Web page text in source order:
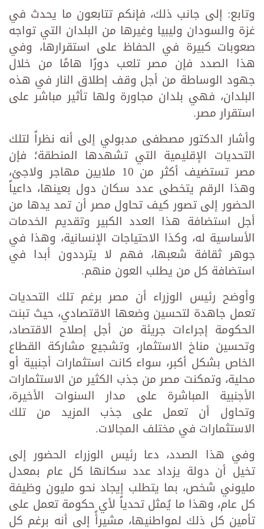
وتابع: إلى جانب ذلك، فإنكم تتابعون ما يحدث في
غزة والسودان وليبيا وغيرها من البلدان التي تواجه
صعوبات كبيرة في الحفاظ على استقرارها، وفي
هذا الصدد فإن مصر تلعب دورًا هامًا من خلال
جهود الوساطة من أجل وقف إطلاق النار في هذه
البلدان، فهي بلدان مجاورة ولها تأثير مباشر على
استقرار مصر.
وأشار الدكتور مصطفى مدبولي إلى أنه نظراً لتلك
التحديات الإقليمية التي تشهدها المنطقة؛ فإن
مصر تستضيف أكثر من 10 ملايين مهاجر ولاجئ،
وهذا الرقم يتخطى عدد سكان دول بعينها، داعياً
الحضور إلى تصور كيف تحاول مصر أن تمد يدها من
أجل استضافة هذا العدد الكبير وتقديم الخدمات
الأساسية له، وكذا الاحتياجات الإنسانية، وهذا في
جوهر ثقافة شعبها، فهم لا يترددون أبدا في
استضافة كل من يطلب العون منهم.
وأوضح رئيس الوزراء أن مصر برغم تلك التحديات
تعمل جاهدة لتحسين وضعها الاقتصادي، حيث تبنت
الحكومة إجراءات جريئة من أجل إصلاح الاقتصاد،
وتحسين مناخ الاستثمار، وتشجيع مشاركة القطاع
الخاص بشكل أكبر، سواء كانت استثمارات أجنبية أو
محلية، وتمكنت مصر من جذب الكثير من الاستثمارات
الأجنبية المباشرة على مدار السنوات الأخيرة،
وتحاول أن تعمل على جذب المزيد من تلك
الاستثمارات في مختلف المجالات.
وفي هذا الصدد، دعا رئيس الوزراء الحضور إلى
تخيل أن دولة يزداد عدد سكانها كل عام بمعدل
مليوني شخص، بما يتطلب إيجاد نحو مليون وظيفة
كل عام، وهذا ما يُمثل تحدياً لأي حكومة تعمل على
تأمين كل ذلك لمواطنيها، مشيرأً إلى أنه برغم كل